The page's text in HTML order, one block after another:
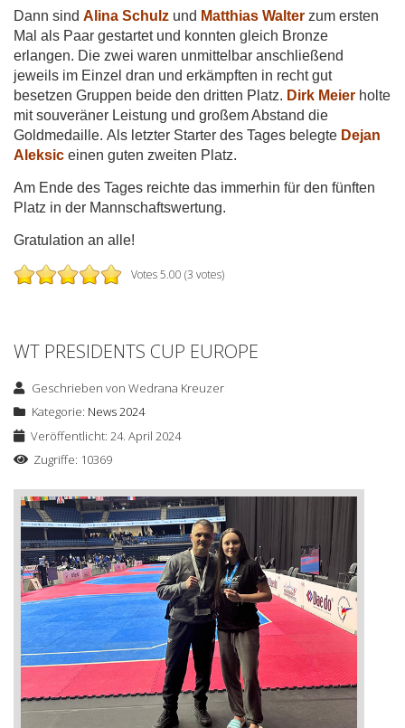
Dann sind Alina Schulz und Matthias Walter zum ersten
Mal als Paar gestartet und konnten gleich Bronze
erlangen. Die zwei waren unmittelbar anschließend
jeweils im Einzel dran und erkämpften in recht gut
besetzen Gruppen beide den dritten Platz. Dirk Meier holte
mit souveräner Leistung und großem Abstand die
Goldmedaille. Als letzter Starter des Tages belegte Dejan
Aleksic einen guten zweiten Platz.
Am Ende des Tages reichte das immerhin für den fünften
Platz in der Mannschaftswertung.
Gratulation an alle!
Votes 5.00 (3 votes)
WT PRESIDENTS CUP EUROPE
Geschrieben vonWedrana Kreuzer
Kategorie: News 2024
Veröffentlicht: 24. April 2024
Zugriffe: 10369